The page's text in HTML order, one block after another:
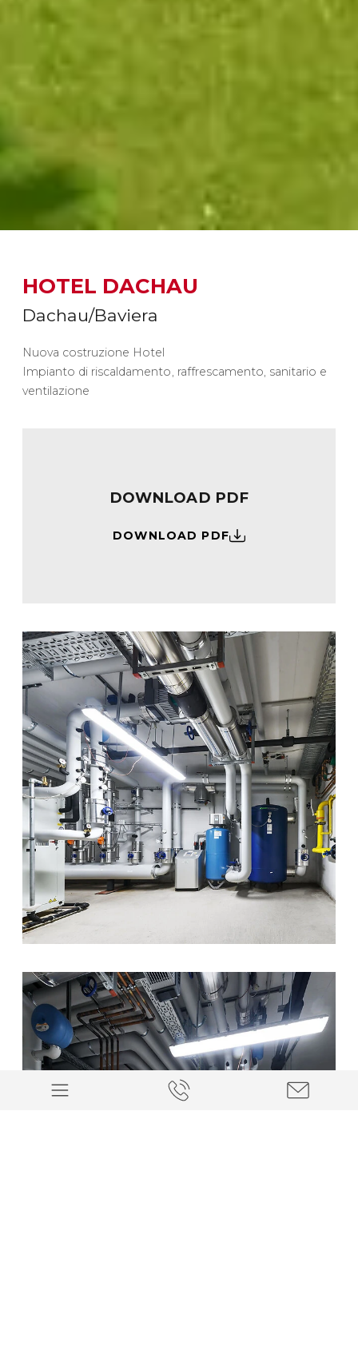
HOTEL DACHAU
Dachau/Baviera
Nuova costruzione Hotel
Impianto di riscaldamento, raffrescamento, sanitario e
ventilazione
DOWNLOAD PDF
DOWNLOAD PDF